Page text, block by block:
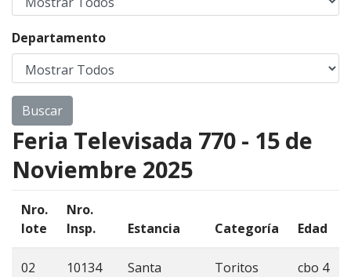
Departamento
Feria Televisada 770 - 15 de
Noviembre 2025
Nro.
lote
Nro.
Insp.
Estancia Categoría Edad
02 10134
Santa
Toritos cbo 4